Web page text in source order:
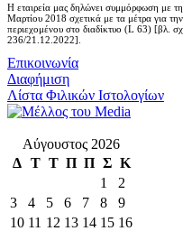
Η εταιρεία μας δηλώνει συμμόρφωση με
Μαρτίου 2018 σχετικά με τα μέτρα για
περιεχομένου στο διαδίκτυο (L 63) [βλ.
236/21.12.2022].
Επικοινωνία
Διαφήμιση
Λίστα Φιλικών Ιστολογίων
Αύγουστος 2026
Δ Τ Τ Π Π Σ Κ
1
2
3
4 5 6 7 8
9
10 11 12 13 14 15 16